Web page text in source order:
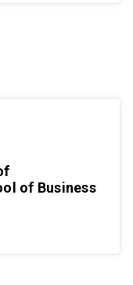
of Business